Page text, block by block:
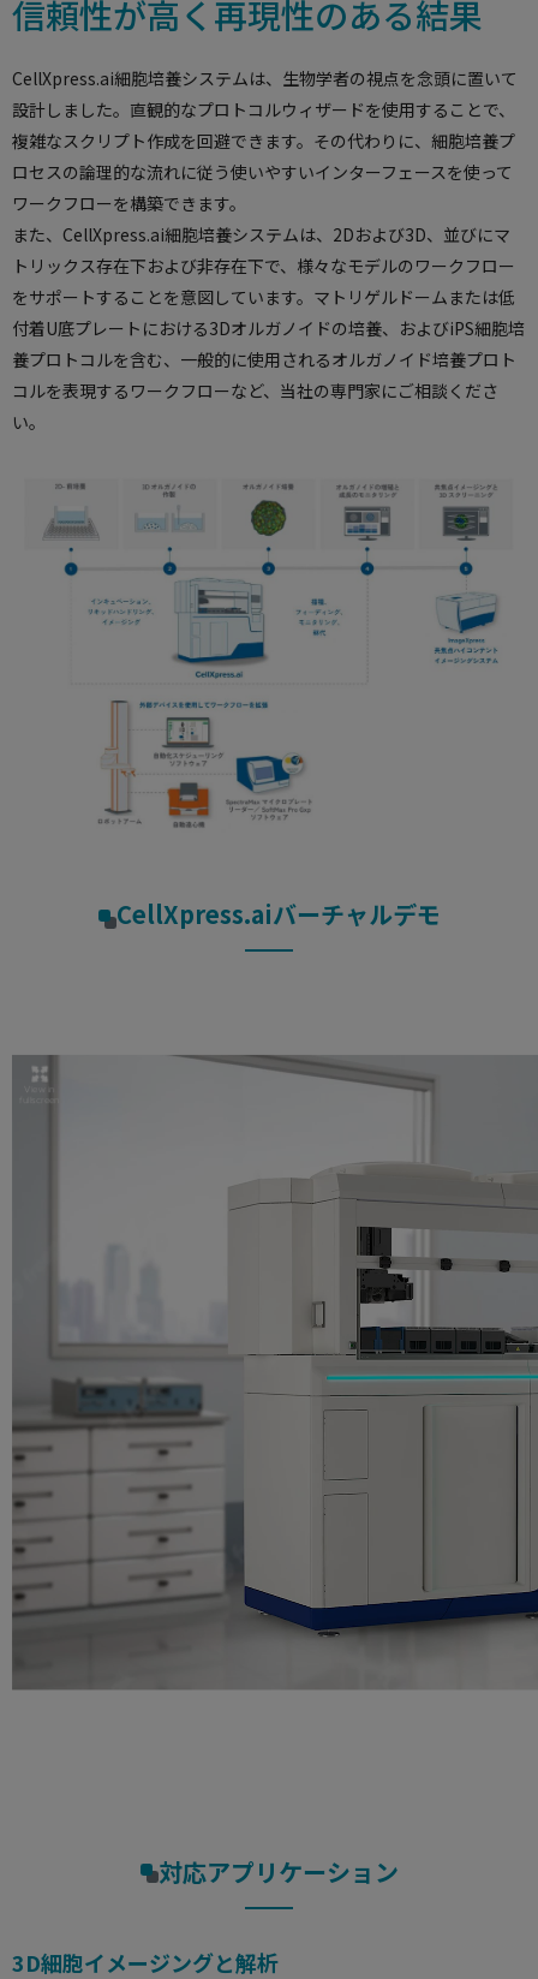
信頼性が高く再現性のある結果
CellXpress.ai細胞培養システムは、生物学者の視点を念頭に置いて
設計しました。直観的なプロトコルウィザードを使用することで、
複雑なスクリプト作成を回避できます。その代わりに、細胞培養プ
ロセスの論理的な流れに従う使いやすいインターフェースを使って
ワークフローを構築できます。
また、CellXpress.ai細胞培養システムは、2Dおよび3D、並びにマ
トリックス存在下および非存在下で、様々なモデルのワークフロー
をサポートすることを意図しています。マトリゲルドームまたは低
付着U底プレートにおける3Dオルガノイドの培養、およびiPS細胞培
養プロトコルを含む、一般的に使用されるオルガノイド培養プロト
コルを表現するワークフローなど、当社の専門家にご相談くださ
い。
CellXpress.aiバーチャルデモ
対応アプリケーション
3D細胞イメージングと解析